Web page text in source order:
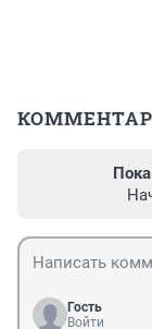
Гость
Войти